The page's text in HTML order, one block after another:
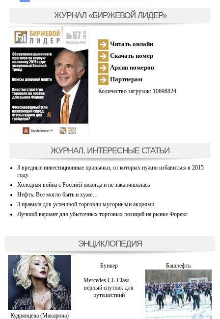
ЖУРНАЛ «БИРЖЕВОЙ ЛИДЕР»
Читать онлайн
Скачать номер
Архив номеров
Партнерам
Количество загрузок: 10698824
ЖУРНАЛ, ИНТЕРЕСНЫЕ СТАТЬИ
3 вредные инвестиционные привычки, от которых нужно избавиться в 2015
году
Холодная война с Россией никогда и не заканчивалась
Нефть: Все могло быть и хуже…
3 правила для успешной торговли мусорными акциями
Лучший вариант для убыточных торговых позиций на рынке Форекс
ЭНЦИКЛОПЕДИЯ
Кудрявцева (Макарова)
Бункер Башнефть
Mercedes CL-Class –
верный спутник для
путешествий